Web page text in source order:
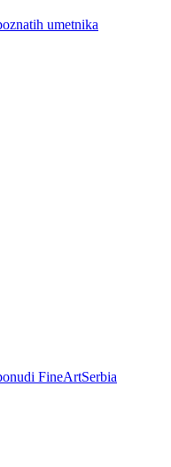
umetnika
FineArtSerbia